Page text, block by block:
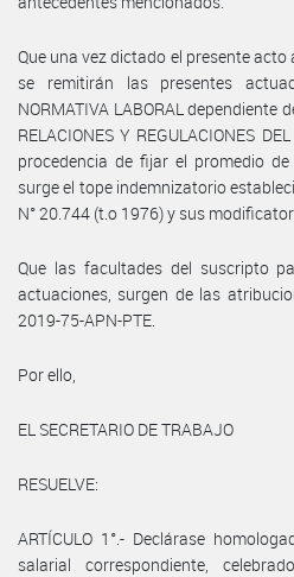
Que una vez dictado el presente
se remitirán las presentes
NORMATIVA LABORAL dependiente
RELACIONES Y REGULACIONES
procedencia de fijar el promedio
surge el tope indemnizatorio
N° 20.744 (t.o 1976) y sus
Que las facultades del suscripto
actuaciones, surgen de las
2019-75-APN-PTE.
Por ello,
EL SECRETARIO DE TRABAJO
RESUELVE:
ARTÍCULO 1°.- Declárase
salarial correspondiente,